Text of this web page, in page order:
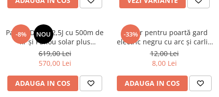
-8% NOU
Pachet Daltor 2,5J cu 500m de
fir și Panou solar plus
Acumulator
619,00 Lei
570,00 Lei
ADAUGA IN COS
-33%
Mâner pentru poartă gard
electric negru cu arc și carlig
NEXON
12,00 Lei
8,00 Lei
ADAUGA IN COS